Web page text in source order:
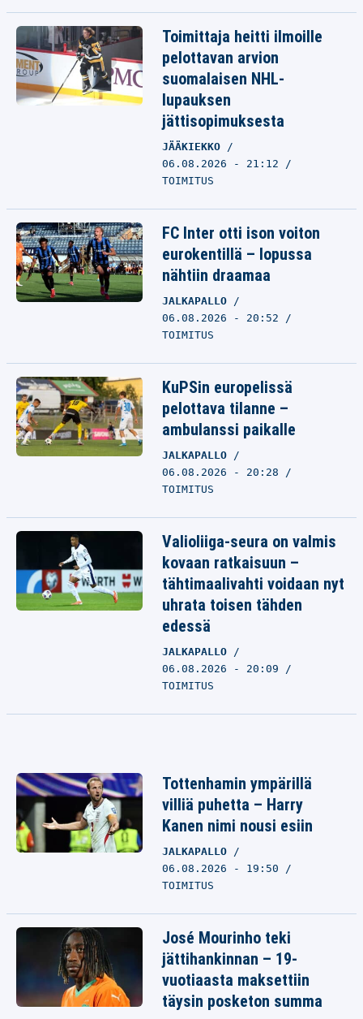
Toimittaja heitti ilmoille
pelottavan arvion
suomalaisen NHL-
lupauksen
jättisopimuksesta
JÄÄKIEKKO
06.08.2026 - 21:12
TOIMITUS
FC Inter otti ison voiton
eurokentillä – lopussa
nähtiin draamaa
JALKAPALLO
06.08.2026 - 20:52
TOIMITUS
KuPSin europelissä
pelottava tilanne –
ambulanssi paikalle
JALKAPALLO
06.08.2026 - 20:28
TOIMITUS
Valioliiga-seura on valmis
kovaan ratkaisuun –
tähtimaalivahti voidaan nyt
uhrata toisen tähden
edessä
JALKAPALLO
06.08.2026 - 20:09
TOIMITUS
Tottenhamin ympärillä
villiä puhetta – Harry
Kanen nimi nousi esiin
JALKAPALLO
06.08.2026 - 19:50
TOIMITUS
José Mourinho teki
jättihankinnan – 19-
vuotiaasta maksettiin
täysin posketon summa